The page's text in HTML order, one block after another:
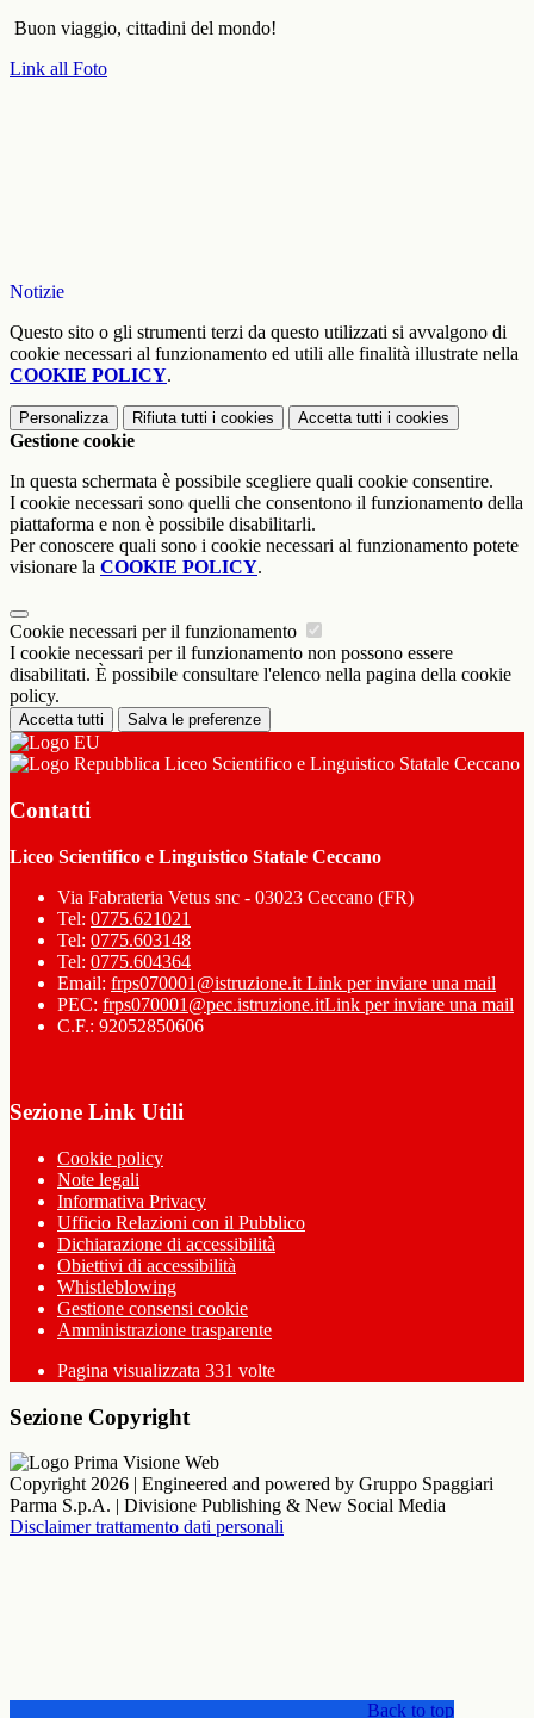
Buon viaggio, cittadini del mondo!
Link all Foto
Notizie
Questo sito o gli strumenti terzi da questo utilizzati si avvalgono di
cookie necessari al funzionamento ed utili alle finalità illustrate nella
COOKIE POLICY.
Personalizza Rifiuta tutti i cookies Accetta tutti i cookies
Gestione cookie
In questa schermata è possibile scegliere quali cookie consentire.
I cookie necessari sono quelli che consentono il funzionamento della
piattaforma e non è possibile disabilitarli.
Per conoscere quali sono i cookie necessari al funzionamento potete
visionare la COOKIE POLICY.
Cookie necessari per il funzionamento
I cookie necessari per il funzionamento non possono essere
disabilitati. È possibile consultare l'elenco nella pagina della cookie
policy.
Accetta tutti Salva le preferenze
Liceo Scientifico e Linguistico Statale Ceccano
Contatti
Liceo Scientifico e Linguistico Statale Ceccano
Via Fabrateria Vetus snc - 03023 Ceccano (FR)
Tel: 0775.621021
Tel: 0775.603148
Tel: 0775.604364
Email: frps070001@istruzione.it Link per inviare una mail
PEC: frps070001@pec.istruzione.itLink per inviare una mail
C.F.: 92052850606
Sezione Link Utili
Cookie policy
Note legali
Informativa Privacy
Ufficio Relazioni con il Pubblico
Dichiarazione di accessibilità
Obiettivi di accessibilità
Whistleblowing
Gestione consensi cookie
Amministrazione trasparente
Pagina visualizzata 331 volte
Sezione Copyright
Copyright 2026 | Engineered and powered by Gruppo Spaggiari
Parma S.p.A. | Divisione Publishing & New Social Media
Disclaimer trattamento dati personali
Back to top